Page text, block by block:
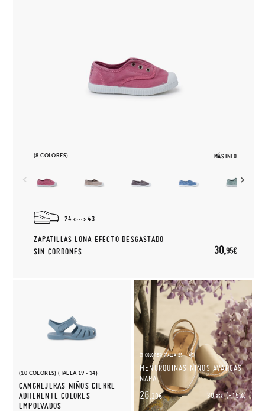
(8 COLORES) MÁS INFO
24 43
ZAPATILLAS LONA EFECTO DESGASTADO
SIN CORDONES
30,95€
(10 COLORES) (TALLA 19 - 34)
CANGREJERAS NIÑOS CIERRE
ADHERENTE COLORES
EMPOLVADOS
(9 COLORES) (TALLA 25 - 45)
MENORQUINAS NIÑOS AVARCAS
NAPA
30,95€ (-15%)
26, 30€